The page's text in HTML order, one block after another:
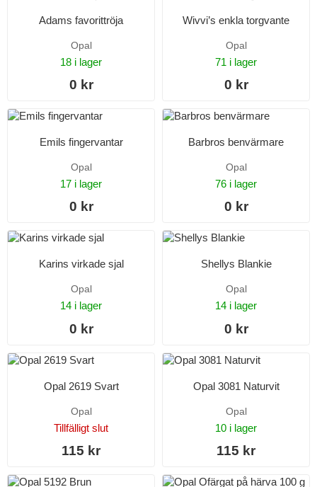
Adams favorittröja
Opal
18 i lager
0 kr
Wivvi’s enkla torgvante
Opal
71 i lager
0 kr
Emils fingervantar
Opal
17 i lager
0 kr
Barbros benvärmare
Opal
76 i lager
0 kr
Karins virkade sjal
Opal
14 i lager
0 kr
Shellys Blankie
Opal
14 i lager
0 kr
Opal 2619 Svart
Opal
Tillfälligt slut
115 kr
Opal 3081 Naturvit
Opal
10 i lager
115 kr